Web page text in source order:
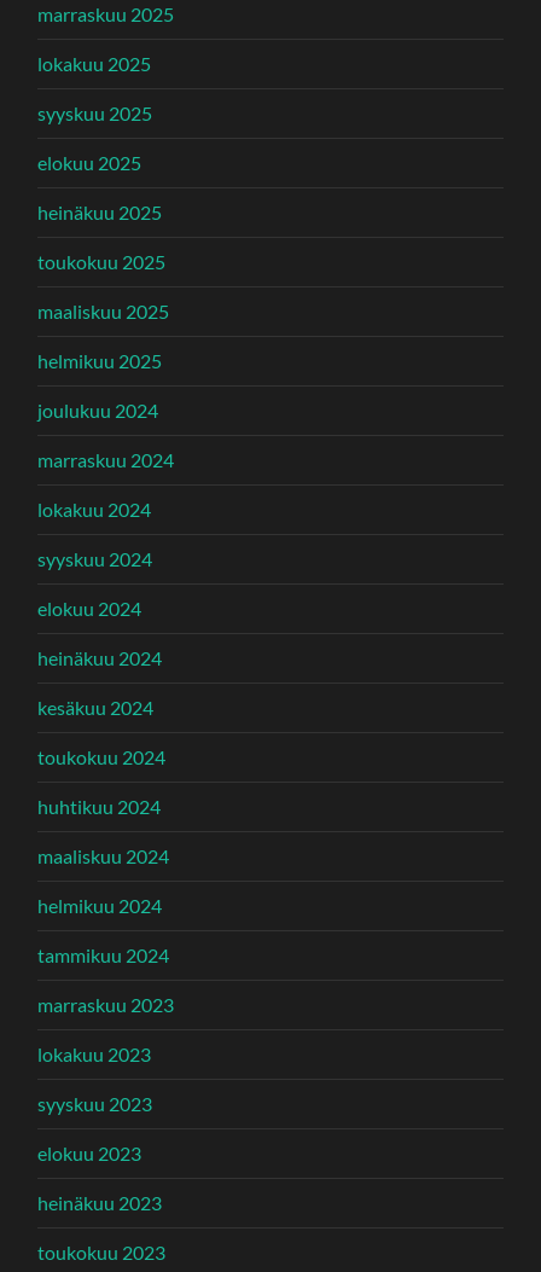
marraskuu 2025
lokakuu 2025
syyskuu 2025
elokuu 2025
heinäkuu 2025
toukokuu 2025
maaliskuu 2025
helmikuu 2025
joulukuu 2024
marraskuu 2024
lokakuu 2024
syyskuu 2024
elokuu 2024
heinäkuu 2024
kesäkuu 2024
toukokuu 2024
huhtikuu 2024
maaliskuu 2024
helmikuu 2024
tammikuu 2024
marraskuu 2023
lokakuu 2023
syyskuu 2023
elokuu 2023
heinäkuu 2023
toukokuu 2023